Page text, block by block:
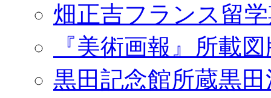
畑正吉フランス留
『美術画報』所載
黒田記念館所蔵黒